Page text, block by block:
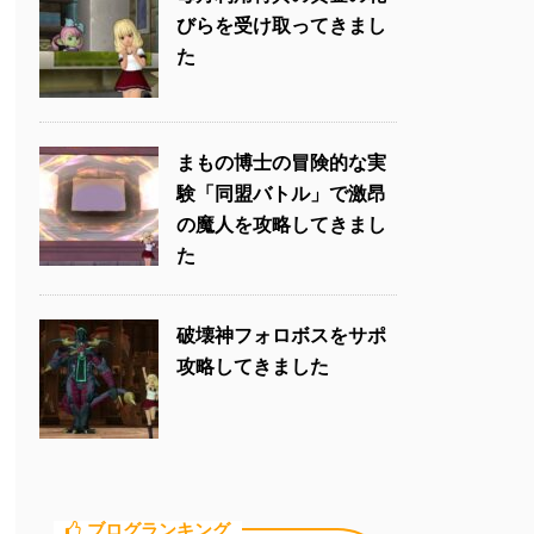
びらを受け取ってきまし
た
まもの博士の冒険的な実
験「同盟バトル」で激昂
の魔人を攻略してきまし
た
破壊神フォロボスをサポ
攻略してきました